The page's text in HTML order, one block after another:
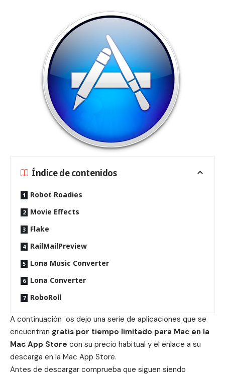
Índice de contenidos
Robot Roadies
Movie Effects
Flake
RailMailPreview
Lona Music Converter
Lona Converter
RoboRoll
A continuación os dejo una serie de aplicaciones que se
encuentran gratis por tiempo limitado para Mac en la
Mac App Store con su precio habitual y el enlace a su
descarga en la Mac App Store.
Antes de descargar comprueba que siguen siendo